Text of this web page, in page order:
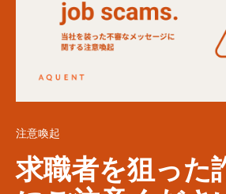
注意喚起
求職者を狙った